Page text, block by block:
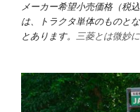
メーカー希望小売価格（税
は、トラクタ単体のものとな
とあります。
三菱とは微妙